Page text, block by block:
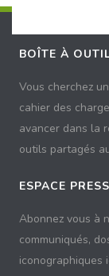
BOÎTE À
Vous cherchez
cahier des
avancer dans la
outils partagés
ESPACE
Abonnez vous à
communiqués,
iconographiques